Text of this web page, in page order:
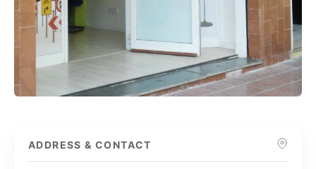
ADDRESS & CONTACT